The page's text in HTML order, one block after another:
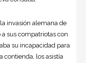
invasión alemana de
sus compatriotas con
su incapacidad para
contienda, los asistía